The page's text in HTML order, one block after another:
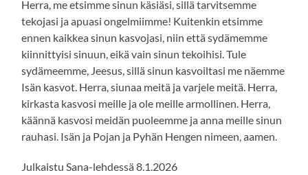
Herra, me etsimme sinun käsiäsi, sillä tarvitsemme
tekojasi ja apuasi ongelmiimme! Kuitenkin etsimme
ennen kaikkea sinun kasvojasi, niin että sydämemme
kiinnittyisi sinuun, eikä vain sinun tekoihisi. Tule
sydämeemme, Jeesus, sillä sinun kasvoiltasi me näemme
Isän kasvot. Herra, siunaa meitä ja varjele meitä. Herra,
kirkasta kasvosi meille ja ole meille armollinen. Herra,
käännä kasvosi meidän puoleemme ja anna meille sinun
rauhasi. Isän ja Pojan ja Pyhän Hengen nimeen, aamen.
Julkaistu Sana-lehdessä 8.1.2026